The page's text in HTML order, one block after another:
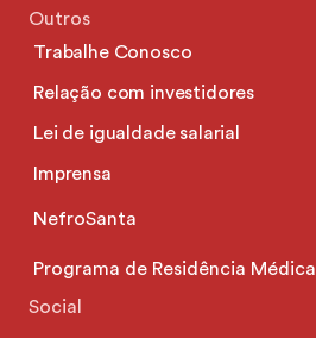
Outros
Trabalhe Conosco
Relação com investidores
Lei de igualdade salarial
Imprensa
NefroSanta
Programa de Residência Médica
Social